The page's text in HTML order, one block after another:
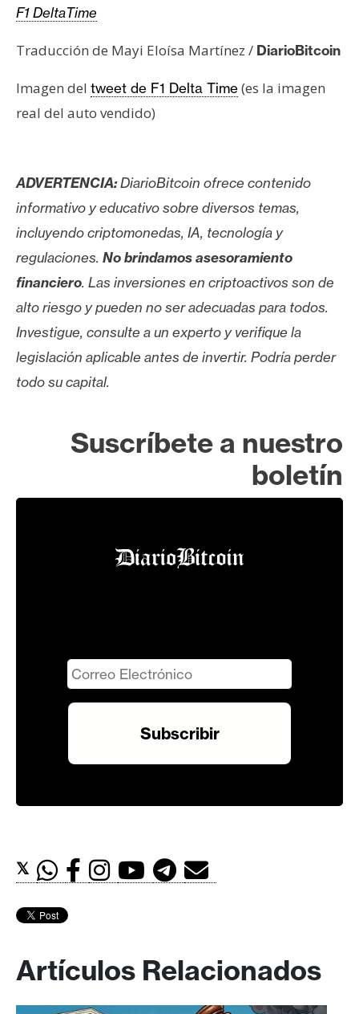
F1 DeltaTime
Traducción de Mayi Eloísa Martínez / DiarioBitcoin
Imagen del tweet de F1 Delta Time(es la imagen
real del auto vendido)
ADVERTENCIA:DiarioBitcoin ofrece contenido
informativo y educativo sobre diversos temas,
incluyendo criptomonedas, IA, tecnología y
regulaciones. No brindamos asesoramiento
financiero. Las inversiones en criptoactivos son de
alto riesgo y pueden no ser adecuadas para todos.
Investigue, consulte a un experto y verifique la
legislación aplicable antes de invertir. Podría perder
todo su capital.
Suscríbete a nuestro
boletín
𝕏
Artículos Relacionados